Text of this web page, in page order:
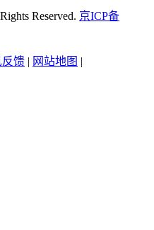
Reserved. 京ICP备
反馈 | 网站地图 |